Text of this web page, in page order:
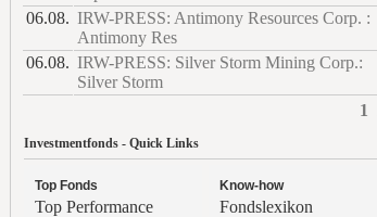
06.08. IRW-PRESS: Antimony Resources Corp. :
Antimony Res
06.08. IRW-PRESS: Silver Storm Mining Corp.:
Silver Storm
1
Investmentfonds - Quick Links
Top Fonds
Top Performance
Know-how
Fondslexikon